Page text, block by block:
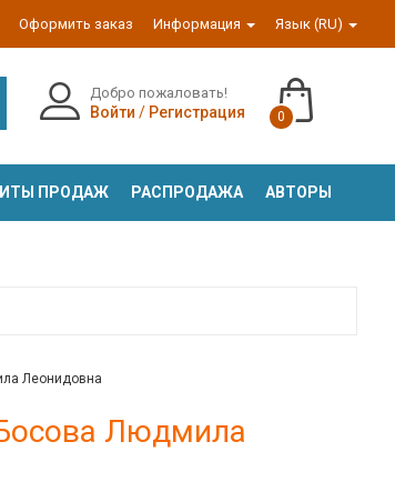
Оформить заказ Информация Язык (RU)
Добро пожаловать!
Войти / Регистрация 0
ПРОДАЖ РАСПРОДАЖА АВТОРЫ
Леонидовна
Людмила